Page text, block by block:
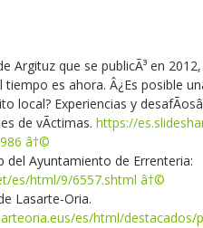
Argituz que se publicÃ³ en
es ahora. Â¿Es posible
local? Experiencias y
de vÃ­ctimas. https://
â†©
del Ayuntamiento de Errenteria:
es/html/9/6557.shtml â†©
Lasarte-Oria.
es/html/destacados/